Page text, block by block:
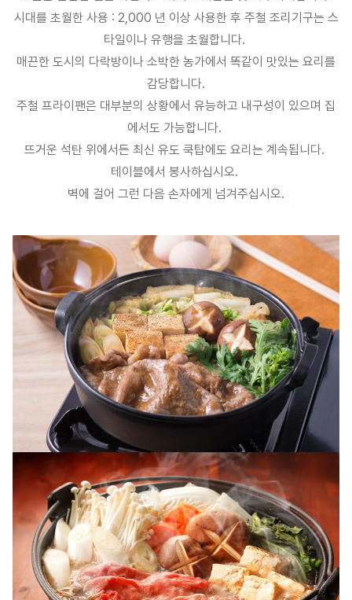
시대를 초월한 사용 : 2,000 년 이상 사용한 후 주철 조리기구는 스
타일이나 유행을 초월합니다.
매끈한 도시의 다락방이나 소박한 농가에서 똑같이 맛있는 요리를
감당합니다.
주철 프라이팬은 대부분의 상황에서 유능하고 내구성이 있으며 집
에서도 가능합니다.
뜨거운 석탄 위에서든 최신 유도 쿡탑에도 요리는 계속됩니다.
테이블에서 봉사하십시오.
벽에 걸어 그런 다음 손자에게 넘겨주십시오.